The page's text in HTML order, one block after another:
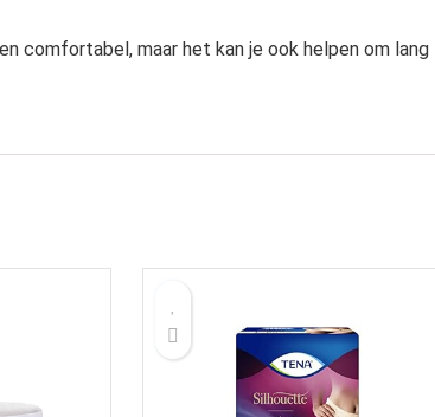
comfortabel, maar het kan je ook helpen om